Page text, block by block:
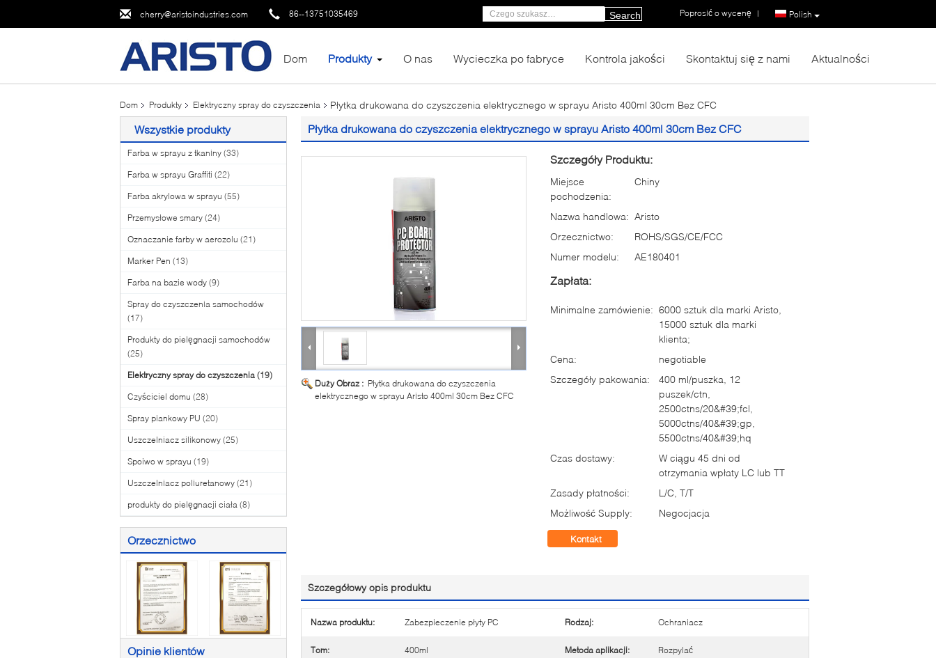
cherry@aristoindustries.com 86--13751035469 Polish
Poprosić o wycenę |
Search
Dom Produkty O nas Wycieczka po fabryce Kontrola jakości Skontaktuj się z nami Aktualności
Dom Produkty Elektryczny spray do czyszczenia Płytka drukowana do czyszczenia elektrycznego w sprayu Aristo 400ml 30cm Bez CFC
Wszystkie produkty
Farba w sprayu z tkaniny (33)
Farba w sprayu Graffiti (22)
Farba akrylowa w sprayu (55)
Przemysłowe smary (24)
Oznaczanie farby w aerozolu (21)
Marker Pen (13)
Farba na bazie wody (9)
Spray do czyszczenia samochodów
(17)
Produkty do pielęgnacji samochodów
(25)
Elektryczny spray do czyszczenia (19)
Czyściciel domu (28)
Spray piankowy PU (20)
Uszczelniacz silikonowy (25)
Spoiwo w sprayu (19)
Uszczelniacz poliuretanowy (21)
produkty do pielęgnacji ciała (8)
Orzecznictwo
Opinie klientów
Płytka drukowana do czyszczenia elektrycznego w sprayu Aristo 400ml 30cm Bez CFC
Duży Obraz : Płytka drukowana do czyszczenia
elektrycznego w sprayu Aristo 400ml 30cm Bez CFC
Szczegóły Produktu:
Miejsce
pochodzenia:
Chiny
Nazwa handlowa: Aristo
Orzecznictwo:
ROHS/SGS/CE/FCC
Numer modelu:
AE180401
Zapłata:
Minimalne zamówienie: 6000 sztuk dla marki Aristo,
15000 sztuk dla marki
klienta;
Cena:
negotiable
Szczegóły pakowania:
400 ml/puszka, 12
puszek/ctn,
2500ctns/20&#39;fcl,
5000ctns/40&#39;gp,
5500ctns/40&#39;hq
Czas dostawy:
W ciągu 45 dni od
otrzymania wpłaty LC lub TT
Zasady płatności:
L/C, T/T
Możliwość Supply:
Negocjacja
Kontakt
Szczegółowy opis produktu
Nazwa produktu: Zabezpieczenie płyty PC Rodzaj: Ochraniacz
Tom: 400ml Metoda aplikacji: Rozpylać